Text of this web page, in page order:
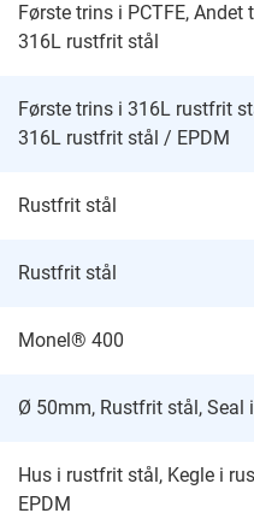
Første trins i PCTFE,
316L rustfrit stål
Første trins i 316L rustfrit
316L rustfrit stål / EPDM
Rustfrit stål
Rustfrit stål
Monel® 400
Ø 50mm, Rustfrit stål, Seal
Hus i rustfrit stål, Kegle i
EPDM